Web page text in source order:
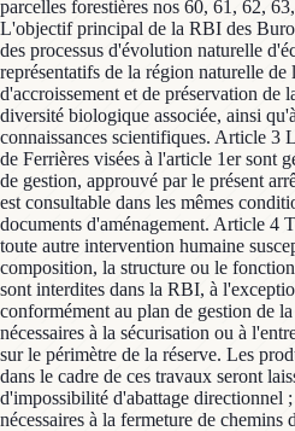
parcelles forestières nos 60, 61, 62,
L'objectif principal de la RBI des
des processus d'évolution naturelle
représentatifs de la région naturelle de
d'accroissement et de préservation de
diversité biologique associée, ainsi
connaissances scientifiques. Article 3
de Ferrières visées à l'article 1er sont
de gestion, approuvé par le présent
est consultable dans les mêmes
documents d'aménagement. Article 4
toute autre intervention humaine
composition, la structure ou le
sont interdites dans la RBI, à
conformément au plan de gestion de
nécessaires à la sécurisation ou à
sur le périmètre de la réserve. Les
dans le cadre de ces travaux seront
d'impossibilité d'abattage directionnel
nécessaires à la fermeture de